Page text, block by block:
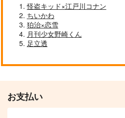
だ
糸師凛×潔世一
みずいろつみき
487円（税込）
怪盗キッド×江戸川コナン
ちいかわ
狛治×恋雪
月刊少女野崎くん
足立透
お支払い